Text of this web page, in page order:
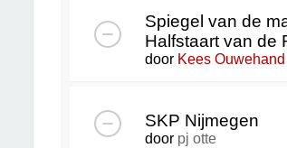
Spiegel van de
Halfstaart van de
door Kees Ouwehand
SKP Nijmegen
door pj otte